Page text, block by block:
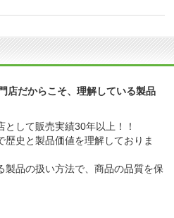
店だからこそ、理解している製品
して販売実績30年以上！！
史と製品価値を理解しておりま
製品の扱い方法で、商品の品質を保